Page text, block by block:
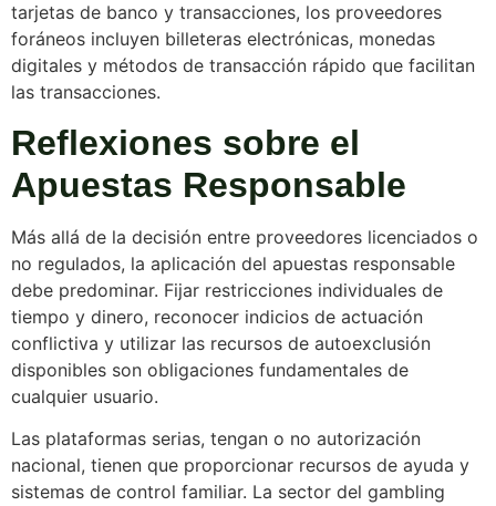
tarjetas de banco y transacciones, los proveedores
foráneos incluyen billeteras electrónicas, monedas
digitales y métodos de transacción rápido que facilitan
las transacciones.
Reflexiones sobre el
Apuestas Responsable
Más allá de la decisión entre proveedores licenciados o
no regulados, la aplicación del apuestas responsable
debe predominar. Fijar restricciones individuales de
tiempo y dinero, reconocer indicios de actuación
conflictiva y utilizar las recursos de autoexclusión
disponibles son obligaciones fundamentales de
cualquier usuario.
Las plataformas serias, tengan o no autorización
nacional, tienen que proporcionar recursos de ayuda y
sistemas de control familiar. La sector del gambling